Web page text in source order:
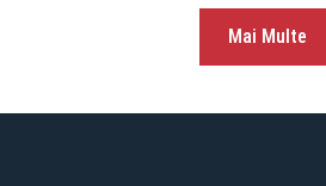
Mai Multe